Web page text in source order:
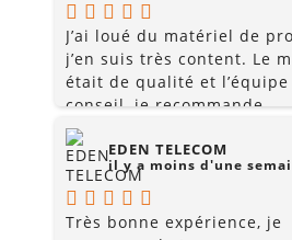
J’ai loué du matériel de
j’en suis très content. Le
était de qualité et l’équipe
conseil, je recommande
EDEN TELECOM
il y a moins d'une
Très bonne expérience, je